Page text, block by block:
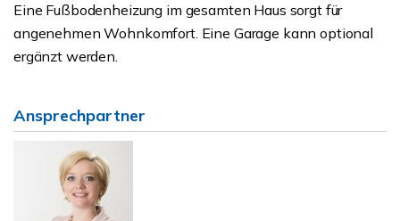
Eine Fußbodenheizung im gesamten Haus sorgt für
angenehmen Wohnkomfort. Eine Garage kann optional
ergänzt werden.
Ansprechpartner